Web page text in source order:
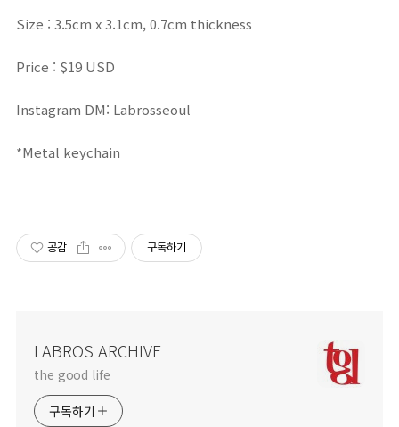
Size : 3.5cm x 3.1cm, 0.7cm thickness
Price : $19 USD
Instagram DM: Labrosseoul
*Metal keychain
공감 구독하기
LABROS ARCHIVE
the good life
구독하기